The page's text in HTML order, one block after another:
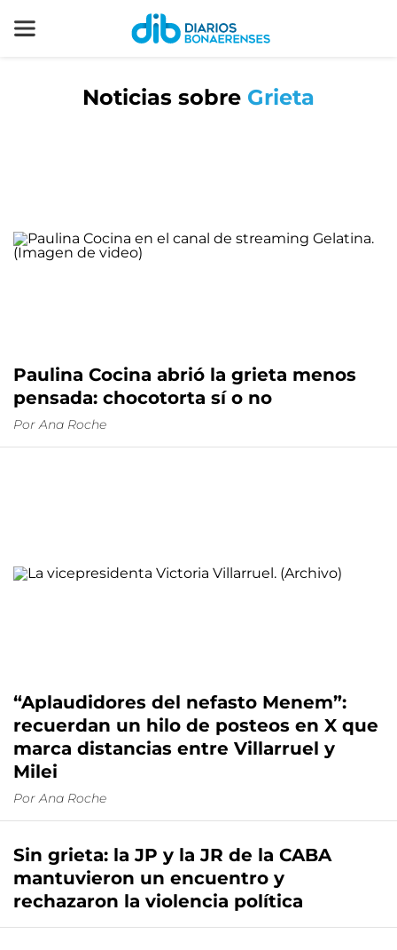
Noticias sobre Grieta
Paulina Cocina abrió la grieta menos
pensada: chocotorta sí o no
Por Ana Roche
“Aplaudidores del nefasto Menem”:
recuerdan un hilo de posteos en X que
marca distancias entre Villarruel y
Milei
Por Ana Roche
Sin grieta: la JP y la JR de la CABA
mantuvieron un encuentro y
rechazaron la violencia política